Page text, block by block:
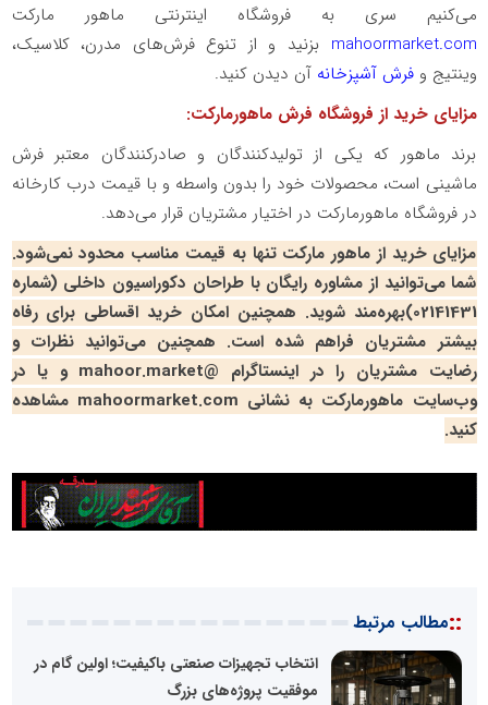
می‌کنیم سری به فروشگاه اینترنتی ماهور مارکت
mahoormarket.com بزنید و از تنوع فرش‌های مدرن، کلاسیک،
وینتیج وفرش آشپزخانهآن دیدن کنید.
مزایای خرید از فروشگاه فرش ماهورمارکت:
برند ماهور که یکی از تولیدکنندگان و صادرکنندگان معتبر فرش
ماشینی است، محصولات خود را بدون واسطه و با قیمت درب کارخانه
در فروشگاه ماهورمارکت در اختیار مشتریان قرار می‌دهد.
مزایای خرید از ماهور مارکت تنها به قیمت مناسب محدود نمی‌شود.
شما می‌توانید از مشاوره رایگان با طراحان دکوراسیون داخلی (شماره
02141431)بهره‌مند شوید. همچنین امکان خرید اقساطی برای رفاه
بیشتر مشتریان فراهم شده است. همچنین می‌توانید نظرات و
رضایت مشتریان را در اینستاگرام @mahoor.market و یا در
وب‌سایت ماهورمارکت به نشانی mahoormarket.com مشاهده
کنید.
::مطالب مرتبط
انتخاب تجهیزات صنعتی باکیفیت؛ اولین گام در
موفقیت پروژه‌های بزرگ